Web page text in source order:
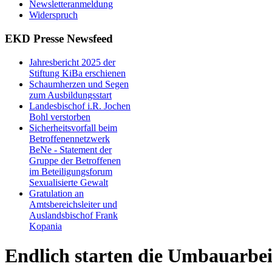
Newsletteranmeldung
Widerspruch
EKD Presse Newsfeed
Jahresbericht 2025 der
Stiftung KiBa erschienen
Schaumherzen und Segen
zum Ausbildungsstart
Landesbischof i.R. Jochen
Bohl verstorben
Sicherheitsvorfall beim
Betroffenennetzwerk
BeNe - Statement der
Gruppe der Betroffenen
im Beteiligungsforum
Sexualisierte Gewalt
Gratulation an
Amtsbereichsleiter und
Auslandsbischof Frank
Kopania
Endlich starten die